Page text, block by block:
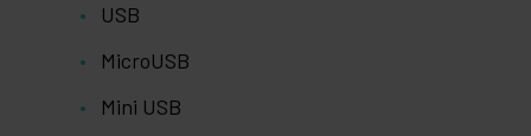
USB
MicroUSB
Mini USB